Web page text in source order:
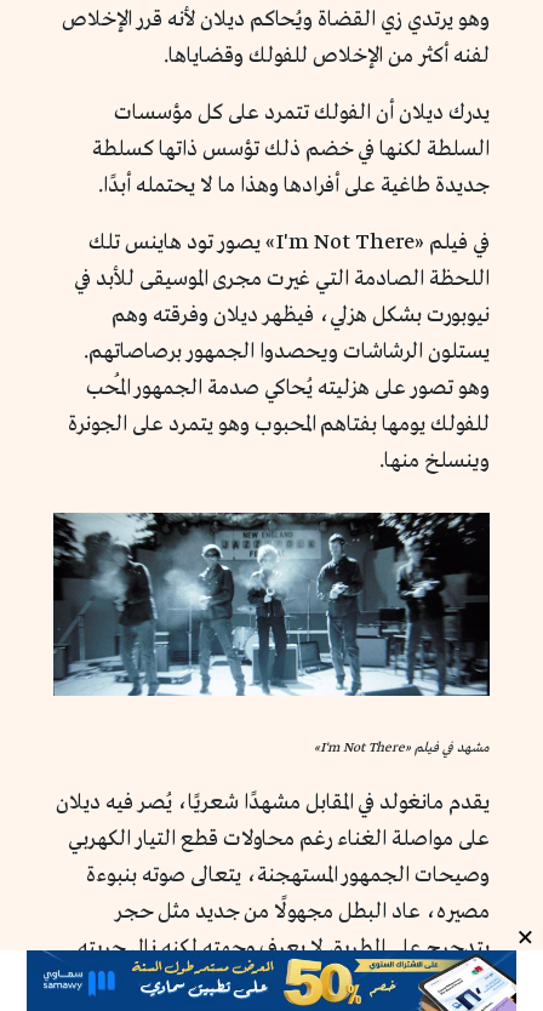
وهو يرتدي زي القضاة ويُحاكم ديلان لأنه قرر الإخلاص
لفنه أكثر من الإخلاص للفولك وقضاياها.
يدرك ديلان أن الفولك تتمرد على كل مؤسسات
السلطة لكنها في خضم ذلك تؤسس ذاتها كسلطة
جديدة طاغية على أفرادها وهذا ما لا يحتمله أبدًا.
في فيلم «I'm Not There» يصور تود هاينس تلك
اللحظة الصادمة التي غيرت مجرى الموسيقى للأبد في
نيوبورت بشكل هزلي، فيظهر ديلان وفرقته وهم
يستلون الرشاشات ويحصدوا الجمهور برصاصاتهم.
وهو تصور على هزليته يُحاكي صدمة الجمهور المُحب
للفولك يومها بفتاهم المحبوب وهو يتمرد على الجونرة
وينسلخ منها.
مشهد في فيلم «I'm Not There»
يقدم مانغولد في المقابل مشهدًا شعريًا، يُصر فيه ديلان
على مواصلة الغناء رغم محاولات قطع التيار الكهربي
وصيحات الجمهور المستهجنة، يتعالى صوته بنبوءة
مصيره، عاد البطل مجهولًا من جديد مثل حجر
يتدحرج على الطريق لا يعرف وجهته لكنه نال حريته
الأخيرة، حرية التمرد على جمهوره ذاته.
×